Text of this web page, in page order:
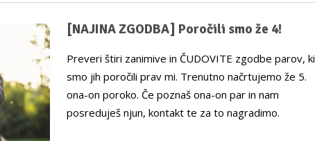
[NAJINA ZGODBA] Poročili smo že 4!
Preveri štiri zanimive in ČUDOVITE zgodbe parov, ki
smo jih poročili prav mi. Trenutno načrtujemo že 5.
ona-on poroko. Če poznaš ona-on par in nam
posreduješ njun, kontakt te za to nagradimo.